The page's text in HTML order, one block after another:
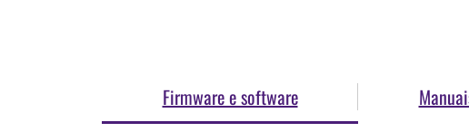
Firmware e software